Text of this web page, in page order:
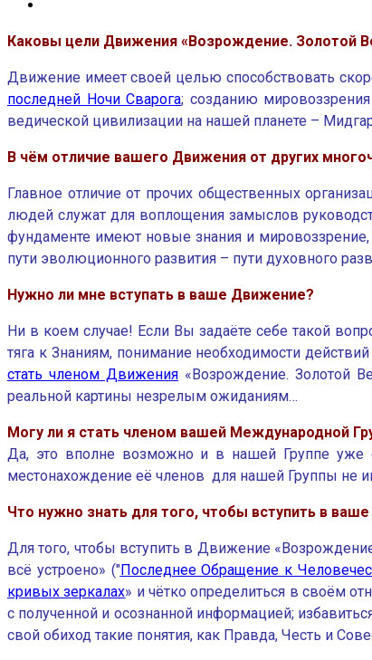
Каковы цели Движения «Возрождение. Золотой
Движение имеет своей целью способствовать
последней Ночи Сварога; созданию
ведической цивилизации на нашей планете –
В чём отличие вашего Движения от других
Главное отличие от прочих общественных
людей служат для воплощения замыслов
фундаменте имеют новые знания и
пути эволюционного развития – пути духовного
Нужно ли мне вступать в ваше Движение?
Ни в коем случае! Если Вы задаёте себе такой
тяга к Знаниям, понимание необходимости
стать членом Движения«Возрождение. Золотой
реальной картины незрелым ожиданиям…
Могу ли я стать членом вашей Международной
Да, это вполне возможно и в нашей Группе уже
местонахождение её членов для нашей Группы не
Что нужно знать для того, чтобы вступить в
Для того, чтобы вступить в Движение
всё устроено» ("Последнее Обращение к
кривых зеркалах» и чётко определиться в своём
с полученной и осознанной информацией;
свой обиход такие понятия, как Правда, Честь и